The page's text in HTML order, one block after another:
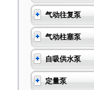
气动往复泵
气动柱塞泵
自吸供水泵
定量泵